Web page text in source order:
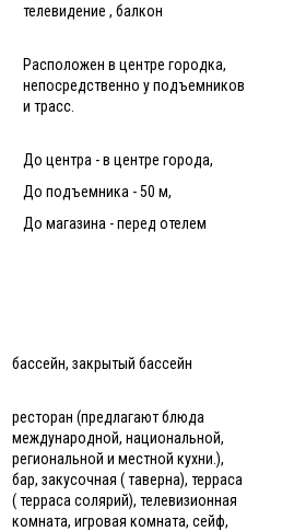
телевидение , балкон
Расположен в центре городка,
непосредственно у подъемников
и трасс.
До центра - в центре города,
До подъемника - 50 м,
До магазина - перед отелем
бассейн, закрытый бассейн
ресторан (предлагают блюда
международной, национальной,
региональной и местной кухни.),
бар, закусочная ( таверна), терраса
( терраса солярий), телевизионная
комната, игровая комната, сейф,